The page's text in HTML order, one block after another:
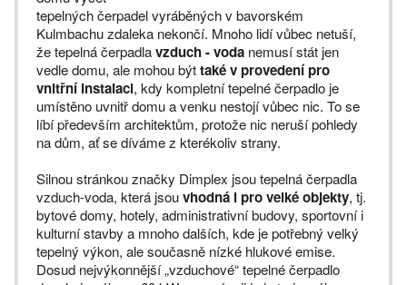
tepelných čerpadel vyráběných v bavorském
Kulmbachu zdaleka nekončí. Mnoho lidí vůbec netuší,
že tepelná čerpadlavzduch - voda nemusí stát jen
vedle domu, ale mohou býttaké v provedení pro
vnitřní instalaci, kdy kompletní tepelné čerpadlo je
umístěno uvnitř domu a venku nestojí vůbec nic. To se
líbí především architektům, protože nic neruší pohledy
na dům, ať se díváme z kterékoliv strany.
Silnou stránkou značky Dimplex jsou tepelná čerpadla
vzduch-voda, která jsouvhodná i pro velké objekty, tj.
bytové domy, hotely, administrativní budovy, sportovní i
kulturní stavby a mnoho dalších, kde je potřebný velký
tepelný výkon, ale současně nízké hlukové emise.
Dosud nejvýkonnější „vzduchové“ tepelné čerpadlo